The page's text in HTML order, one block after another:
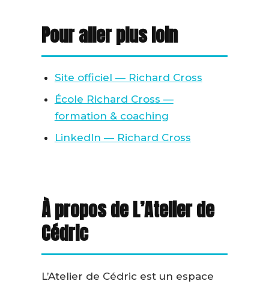
Pour aller plus loin
Site officiel — Richard Cross
École Richard Cross —
formation & coaching
LinkedIn — Richard Cross
À propos de L’Atelier de
Cédric
L’Atelier de Cédric est un espace